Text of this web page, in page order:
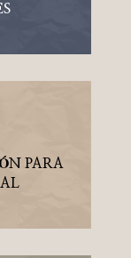
PARA